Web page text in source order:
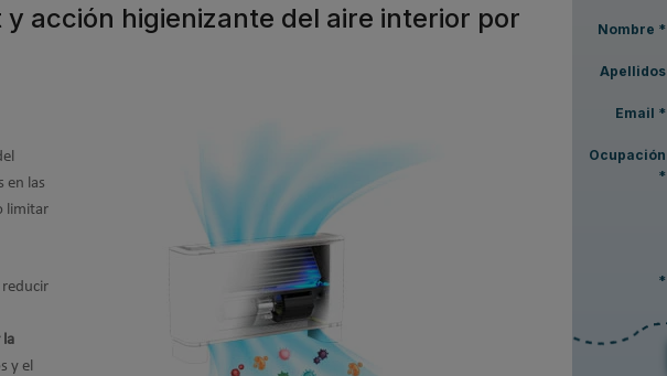
y acción higienizante del aire interior por
en las
limitar
reducir
la
y el
Nombre *
Apellidos
Email *
Ocupación
*
*